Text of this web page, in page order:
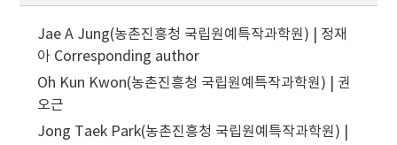
Jae A Jung(농촌진흥청 국립원예특작과학원) | 정재
아 Corresponding author
Oh Kun Kwon(농촌진흥청 국립원예특작과학원) | 권
오근
Jong Taek Park(농촌진흥청 국립원예특작과학원) |